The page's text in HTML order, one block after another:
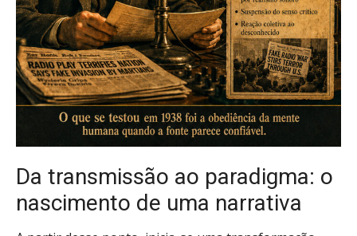
Da transmissão ao paradigma: o
nascimento de uma narrativa